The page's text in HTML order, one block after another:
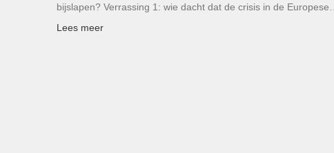
bijslapen? Verrassing 1: wie dacht dat de crisis in de Europese…
Lees meer